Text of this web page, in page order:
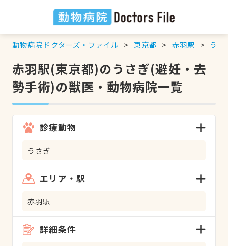
動物病院ドクターズ・ファイル 東京都 赤羽駅 うさ
赤羽駅(東京都)のうさぎ(避妊・去
勢手術)の獣医・動物病院一覧
診療動物
うさぎ
エリア・駅
赤羽駅
詳細条件